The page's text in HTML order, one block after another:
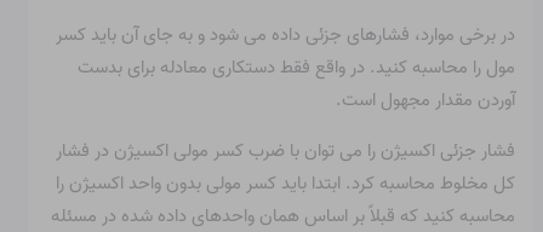
در برخی موارد، فشارهای جزئی داده می شود و به جای آن باید کسر
مول را محاسبه کنید. در واقع فقط دستکاری معادله برای بدست
آوردن مقدار مجهول است.
فشار جزئی اکسیژن را می توان با ضرب کسر مولی اکسیژن در فشار
کل مخلوط محاسبه کرد. ابتدا باید کسر مولی بدون واحد اکسیژن را
محاسبه کنید که قبلاً بر اساس همان واحدهای داده شده در مسئله